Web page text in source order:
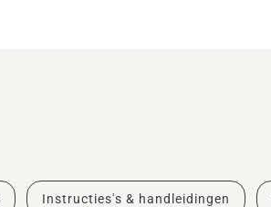
Instructies's & handleidingen